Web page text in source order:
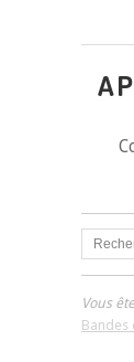
Vous
Bandes